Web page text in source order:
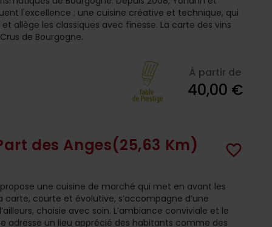
l'excellence : une cuisine créative et technique, qui
allège les classiques avec finesse. La carte des vins
de Bourgogne.
À partir de
40,00 €
des Anges(25,63 Km) favorite_border
propose une cuisine de marché qui met en avant les
carte, courte et évolutive, s’accompagne d’une
choisie avec soin. L’ambiance conviviale et le
un lieu apprécié des habitants comme des